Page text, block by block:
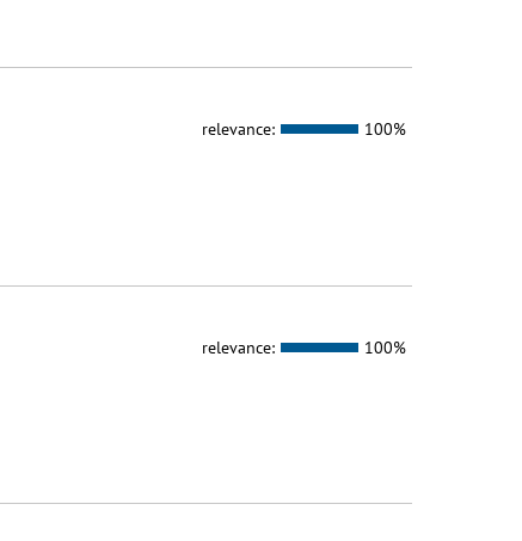
relevance: 100%
relevance: 100%